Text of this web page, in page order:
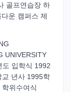
골프연습장 하
운 캠퍼스 제
도 입학식 1992
교 년사 1995학
위수여식